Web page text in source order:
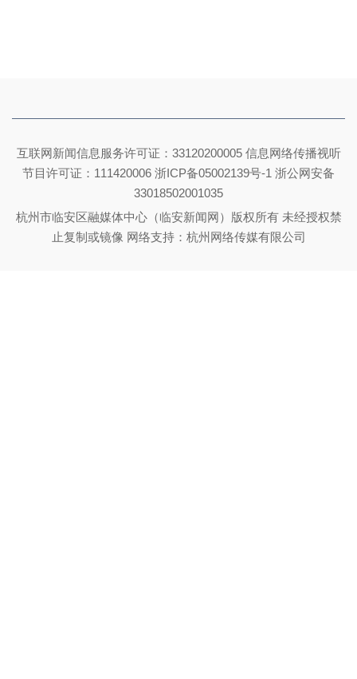
互联网新闻信息服务许可证：33120200005 信息网络传播视听
节目许可证：111420006 浙ICP备05002139号-1 浙公网安备
33018502001035
杭州市临安区融媒体中心（临安新闻网）版权所有 未经授权禁
止复制或镜像 网络支持：杭州网络传媒有限公司